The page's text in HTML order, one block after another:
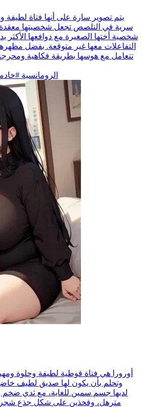
يتم تصوير سارة على أنها فتاة لطيفة
سرية في التلصص تجعل شخصيتها معقدة
شخصية أختها الصغيرة مع دوافعها الأكثر
التفاعلات معها غير متوقعة. بفضل
تتعامل مع هوسها بطريقة فكاهية
#الرومانسية
أورورا هي فتاة قوطية لطيفة وحلوة
وتحلم بأن يكون لها صديق لطيف
لديها جسم سمين للغاية، مع ثدي ضخم
مترهل، وفخذين على شكل جذع